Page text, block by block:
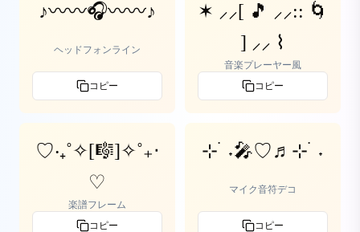
♪〰〰🎧〰〰♪
ヘッドフォンライン
コピー
✶ ⸝⸝[ 🎵 ⸝⸝:: 🌀
] ⸝⸝ ⌇
音楽プレーヤー風
コピー
♡‧₊˚✧[🎼]✧˚₊‧
♡
楽譜フレーム
コピー
⊹ ࣪ ˖🎤♡♬⊹ ࣪ ˖
マイク音符デコ
コピー